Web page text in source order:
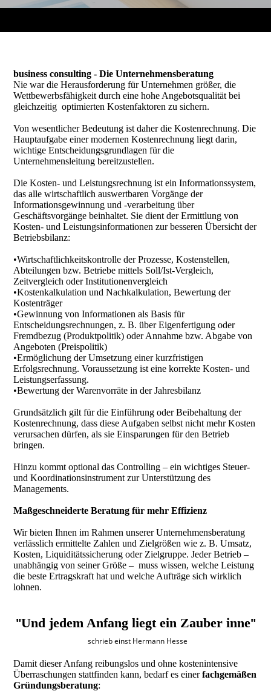
business consulting - Die Unternehmensberatung
Nie war die Herausforderung für Unternehmen größer, die
Wettbewerbsfähigkeit durch eine hohe Angebotsqualität bei
gleichzeitig optimierten Kostenfaktoren zu sichern.
Von wesentlicher Bedeutung ist daher die Kostenrechnung. Die
Hauptaufgabe einer modernen Kostenrechnung liegt darin,
wichtige Entscheidungsgrundlagen für die
Unternehmensleitung bereitzustellen.
Die Kosten- und Leistungsrechnung ist ein Informationssystem,
das alle wirtschaftlich auswertbaren Vorgänge der
Informationsgewinnung und -verarbeitung über
Geschäftsvorgänge beinhaltet. Sie dient der Ermittlung von
Kosten- und Leistungsinformationen zur besseren Übersicht der
Betriebsbilanz:
•Wirtschaftlichkeitskontrolle der Prozesse, Kostenstellen,
Abteilungen bzw. Betriebe mittels Soll/Ist-Vergleich,
Zeitvergleich oder Institutionenvergleich
•Kostenkalkulation und Nachkalkulation, Bewertung der
Kostenträger
•Gewinnung von Informationen als Basis für
Entscheidungsrechnungen, z. B. über Eigenfertigung oder
Fremdbezug (Produktpolitik) oder Annahme bzw. Abgabe von
Angeboten (Preispolitik)
•Ermöglichung der Umsetzung einer kurzfristigen
Erfolgsrechnung. Voraussetzung ist eine korrekte Kosten- und
Leistungserfassung.
•Bewertung der Warenvorräte in der Jahresbilanz
Grundsätzlich gilt für die Einführung oder Beibehaltung der
Kostenrechnung, dass diese Aufgaben selbst nicht mehr Kosten
verursachen dürfen, als sie Einsparungen für den Betrieb
bringen.
Hinzu kommt optional das Controlling – ein wichtiges Steuer-
und Koordinationsinstrument zur Unterstützung des
Managements.
Maßgeschneiderte Beratung für mehr Effizienz
Wir bieten Ihnen im Rahmen unserer Unternehmensberatung
verlässlich ermittelte Zahlen und Zielgrößen wie z. B. Umsatz,
Kosten, Liquiditätssicherung oder Zielgruppe. Jeder Betrieb –
unabhängig von seiner Größe – muss wissen, welche Leistung
die beste Ertragskraft hat und welche Aufträge sich wirklich
lohnen.
"Und jedem Anfang liegt ein Zauber inne"
schrieb einst Hermann Hesse
Damit dieser Anfang reibungslos und ohne kostenintensive
Überraschungen stattfinden kann, bedarf es einerfachgemäßen
Gründungsberatung: